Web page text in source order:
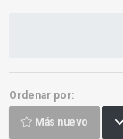
Ordenar por:
Más nuevo